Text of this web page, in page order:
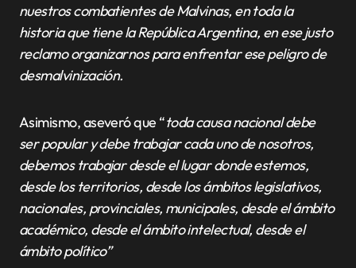
nuestros combatientes de Malvinas, en toda la
historia que tiene la República Argentina, en ese justo
reclamo organizarnos para enfrentar ese peligro de
desmalvinización.
Asimismo, aseveró que “toda causa nacional debe
ser popular y debe trabajar cada uno de nosotros,
debemos trabajar desde el lugar donde estemos,
desde los territorios, desde los ámbitos legislativos,
nacionales, provinciales, municipales, desde el ámbito
académico, desde el ámbito intelectual, desde el
ámbito político”